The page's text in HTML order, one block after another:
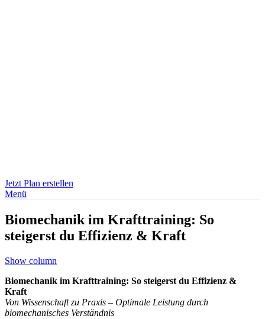
Jetzt Plan erstellen
Menü
Biomechanik im Krafttraining: So
steigerst du Effizienz & Kraft
Show column
Biomechanik im Krafttraining: So steigerst du Effizienz &
Kraft
Von Wissenschaft zu Praxis – Optimale Leistung durch
biomechanisches Verständnis